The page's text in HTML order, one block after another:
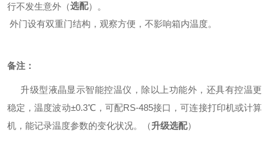
行不发生意外（选配）。
外门设有双重门结构，观察方便，不影响箱内温度。
备注：
升级型液晶显示智能控温仪，除以上功能外，还具有控温更
稳定，温度波动±0.3℃，可配RS-485接口，可连接打印机或计算
机，能记录温度参数的变化状况。
（升级选配）